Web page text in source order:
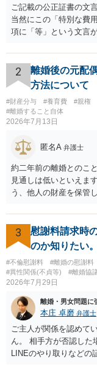
ご記載の公正証書の文
当然にこの「特別な費
項に「等」という文言
れていますので、通常
療費その他これに類す
です。したがって、大
ついてまで、「この条
は言いにくいと思われ
担すべきかについては
や費用などを踏まえて
の条項において、養育
か、大学進学に関する
定めの有無等について
2
離婚後の元配
方法について
#財産分与 #養育費 #親権
#離婚すること自体
2026年7月13日
匿名A 弁護士
約二年前の離婚とのこ
見通しは低いといえま
う、他人の財産を保管
えにくくとも、表だっ
とはできないというお
3
慰謝料請求時
のか知りたい。
#不倫慰謝料 #離婚の慰謝料
#異性関係(不貞等)
#離婚協
2026年7月29日
離婚・男女問題に
本庄 卓磨 弁護士
ご主人が関係を認めて
ん。 相手方が否認した
LINEのやり取りなどの